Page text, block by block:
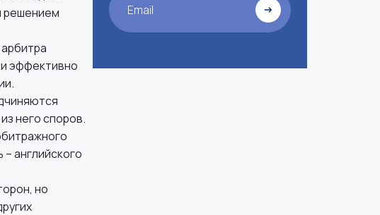
решением
эффективно
него споров.
английского
но
Email